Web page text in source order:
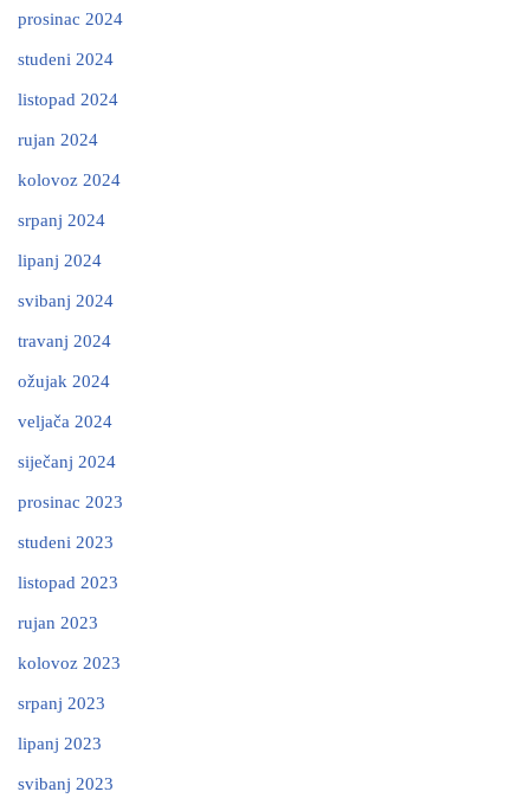
prosinac 2024
studeni 2024
listopad 2024
rujan 2024
kolovoz 2024
srpanj 2024
lipanj 2024
svibanj 2024
travanj 2024
ožujak 2024
veljača 2024
siječanj 2024
prosinac 2023
studeni 2023
listopad 2023
rujan 2023
kolovoz 2023
srpanj 2023
lipanj 2023
svibanj 2023